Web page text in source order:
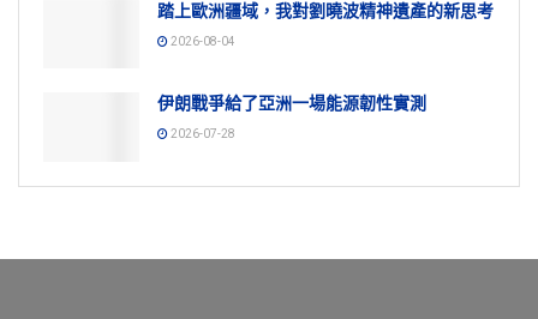
踏上歐洲疆域，我對劉曉波精神遺產的新思考
2026-08-04
伊朗戰爭給了亞洲一場能源韌性實測
2026-07-28